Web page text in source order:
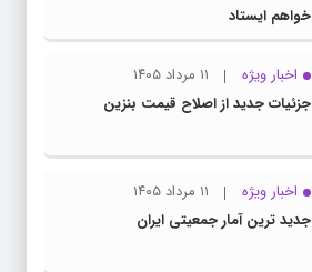
خواهم ایستاد
اخبار ویژه
۱۱ مرداد ۱۴۰۵
جزئیات جدید از اصلاح قیمت بنزین
اخبار ویژه
۱۱ مرداد ۱۴۰۵
جدید ترین آمار جمعیتی ایران